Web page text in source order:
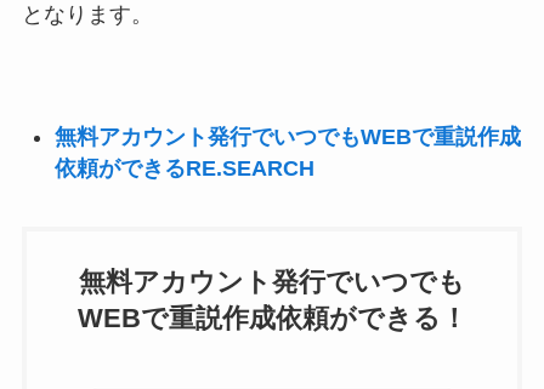
となります。
無料アカウント発行でいつでもWEBで重説作成
依頼ができるRE.SEARCH
無料アカウント発行でいつでも
WEBで重説作成依頼ができる！